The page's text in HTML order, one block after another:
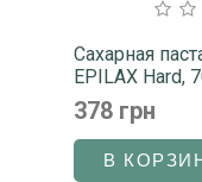
Сахарная
EPILAX Hard,
378 грн